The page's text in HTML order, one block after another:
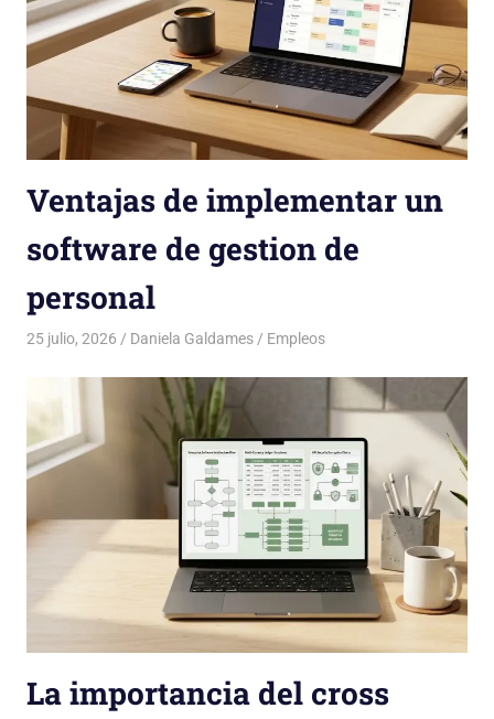
Ventajas de implementar un
software de gestion de
personal
25 julio, 2026 Daniela Galdames Empleos
La importancia del cross